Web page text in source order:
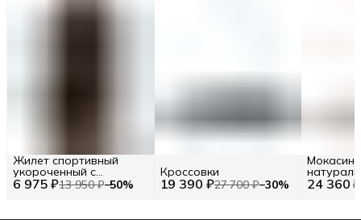
6 975 ₽13 950 ₽−50%
Жилет спортивный
укороченный с
логотипом 19 390 ₽27 700 ₽−30%
Кроссовки
24 360 ₽
RU 42.5 /